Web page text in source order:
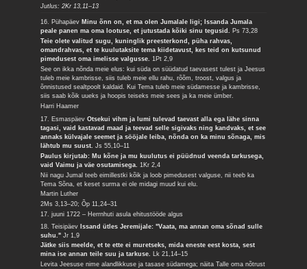
Jutlus: 2Kr 13,11–13
16. Pühapäev Minu õnn on, et ma olen Jumalale ligi; Issanda Jumala
peale panen ma oma lootuse, et jutustada kõiki sinu tegusid. Ps 73,28
Teie olete valitud sugu, kuninglik preesterkond, püha rahvas,
omandrahvas, et te kuulutaksite tema kiidetavust, kes teid on kutsunud
pimedusest oma imelisse valgusse.1Pt 2,9
See on ikka nõnda meie elus: kui süda on süüdatud taevasest tulest ja Jeesus
tuleb meie kambrisse, siis tuleb meie ellu rahu, rõõm, troost, valgus ja
õnnistused sealtpoolt kaldaid. Kui Tema tuleb meie südamesse ja kambrisse,
siis saab kõik uueks ja hoopis teiseks meie sees ja ka meie ümber.
Harri Haamer
17. EsmaspäevOtsekui vihm ja lumi tulevad taevast alla ega lähe sinna
tagasi, vaid kastavad maad ja teevad selle sigivaks ning kandvaks, et see
annaks külvajale seemet ja sööjale leiba, nõnda on ka minu sõnaga, mis
lähtub mu suust.Js 55,10–11
Paulus kirjutab: Mu kõne ja mu kuulutus ei püüdnud veenda tarkusega,
vaid Vaimu ja väe osutamisega. 1Kr 2,4
Nii nagu Jumal teeb eimillestki kõik ja loob pimedusest valguse, nii teeb ka
Tema Sõna, et keset surma ei ole midagi muud kui elu.
Martin Luther
2Ms 3,13–20; Õp 11,24–31
17. juuni 1722 – Herrnhuti asula ehitustööde algus
18. Teisipäev Issand ütles Jeremijale: "Vaata, ma annan oma sõnad sulle
suhu."Jr 1,9
Jätke siis meelde, et te ette ei muretseks, mida eneste eest kosta, sest
mina ise annan teile suu ja tarkuse. Lk 21,14–15
Levita Jeesuse nime alandlikkuse ja tasase südamega; näita Talle oma nõtrust